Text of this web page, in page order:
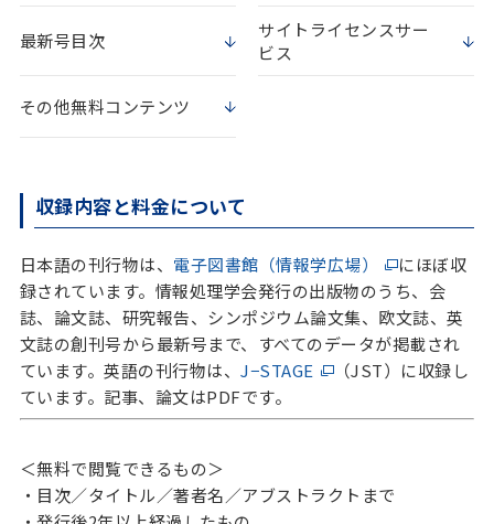
最新号目次
サイトライセンスサー
ビス
その他無料コンテンツ
収録内容と料金について
日本語の刊行物は、 電子図書館（情報学広場）
にほぼ収
録されています。 情報処理学会発行の出版物のうち、会
誌、論文誌、研究報告、シンポジウム論文集、欧文誌、英
文誌の創刊号から最新号まで、すべてのデータが掲載され
ています。英語の刊行物は、J−STAGE
（JST）に収録し
ています。記事、論文はPDFです。
＜無料で閲覧できるもの＞
・目次／タイトル／著者名／アブストラクトまで